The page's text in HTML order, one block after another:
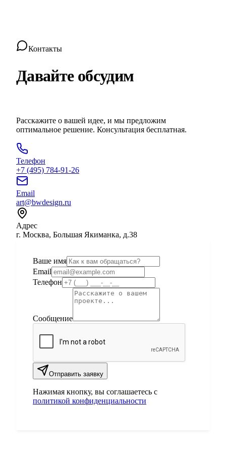
Контакты
Давайте обсудим
Расскажите о вашей идее, и мы предложим
оптимальное решение. Консультация бесплатная.
Телефон
+7 (495) 784-91-26
Email
art@bwdesign.ru
Адрес
г. Москва, Большая Якиманка, д.38
Ваше имя
Email
Телефон
Сообщение
Отправить заявку
Нажимая кнопку, вы соглашаетесь с
политикой конфиденциальности